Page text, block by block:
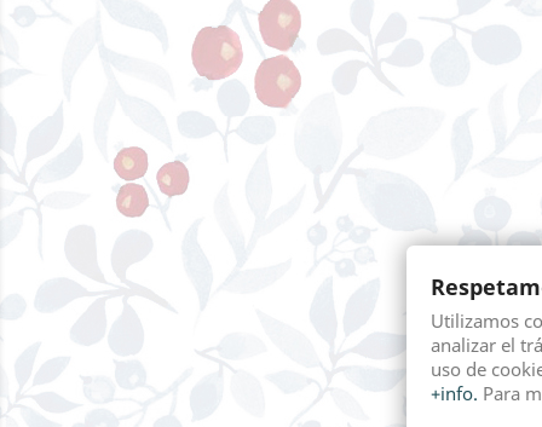
Utilizamos
analizar el
uso de
+info. Para